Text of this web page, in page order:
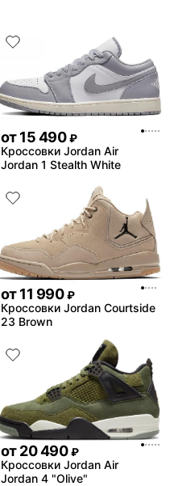
от15 490 ₽
Кроссовки Jordan Air
Jordan 1 Stealth White
от11 990 ₽
Кроссовки Jordan Courtside
23 Brown
от20 490 ₽
Кроссовки Jordan Air
Jordan 4 "Olive"